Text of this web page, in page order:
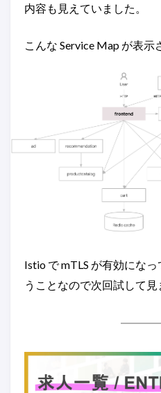
内容も見えていました。
こんな Service Map が表示
Istio で mTLS が有効にな
うことなので次回試して見